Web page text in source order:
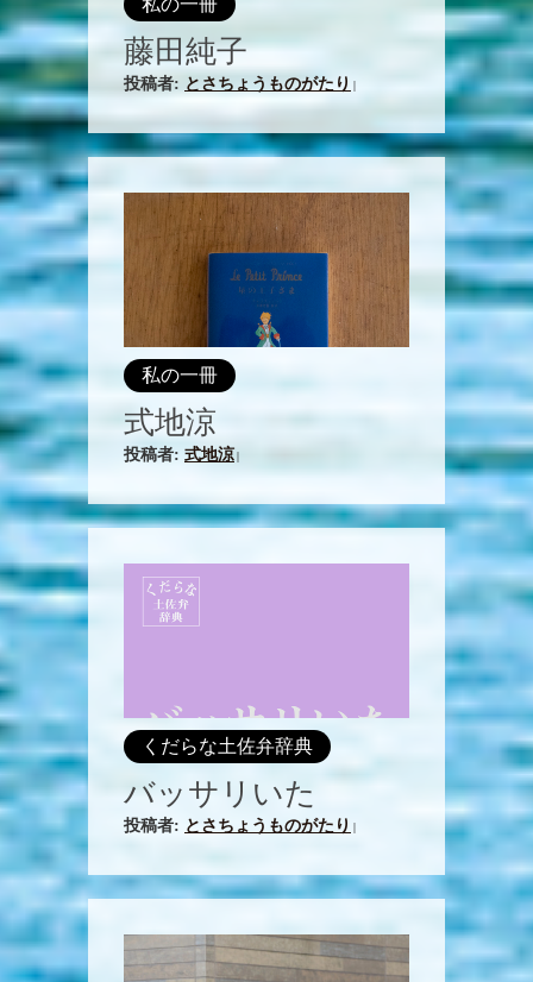
私の一冊
藤田純子
投稿者: とさちょうものがたり
私の一冊
式地涼
投稿者: 式地涼
くだらな土佐弁辞典
バッサリいた
投稿者: とさちょうものがたり